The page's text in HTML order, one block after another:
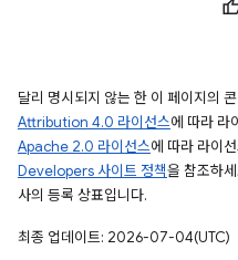
달리 명시되지 않는 한 이 페이지의
Attribution 4.0 라이선스에 따라 라
Apache 2.0 라이선스에 따라 라이
Developers 사이트 정책을 참조하
사의 등록 상표입니다.
최종 업데이트: 2026-07-04(UTC)